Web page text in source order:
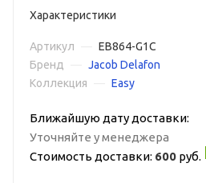
Характеристики
Артикул
EB864-G1C
Бренд
Jacob Delafon
Коллекция
Easy
Ближайшую дату доставки:
Уточняйте у менеджера
Стоимость доставки: 600 руб.